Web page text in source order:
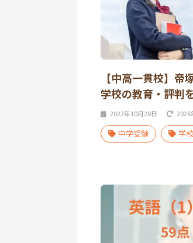
【中高一貫校】帝
学校の教育・評判
2022年10月28日 2026
中学受験 学